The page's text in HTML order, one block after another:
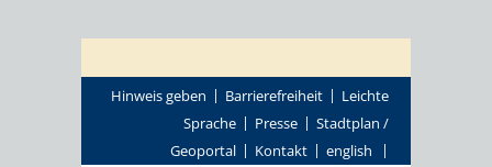
Hinweis geben Barrierefreiheit
Leichte
Sprache
Presse
Stadtplan /
Geoportal
Kontakt english